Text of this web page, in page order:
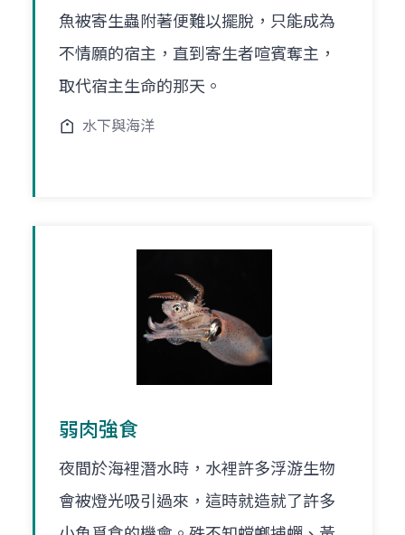
魚被寄生蟲附著便難以擺脫，只能成為
不情願的宿主，直到寄生者喧賓奪主，
取代宿主生命的那天。
水下與海洋
弱肉強食
夜間於海裡潛水時，水裡許多浮游生物
會被燈光吸引過來，這時就造就了許多